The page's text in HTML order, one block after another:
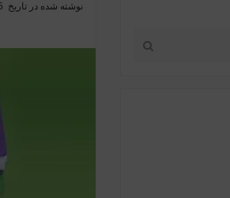
نوشته شده در تاریخ 5